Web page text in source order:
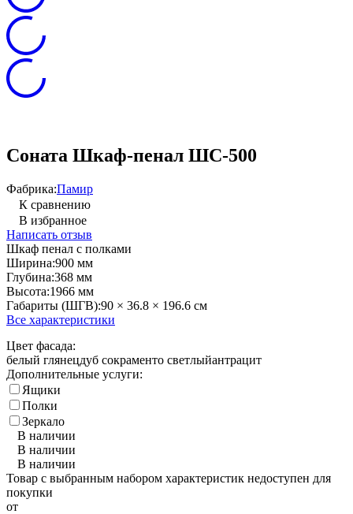
Соната Шкаф-пенал ШС-500
Фабрика:Памир
К сравнению
В избранное
Написать отзыв
Шкаф пенал с полками
Ширина:900 мм
Глубина:368 мм
Высота:1966 мм
Габариты (ШГВ):90 × 36.8 × 196.6 см
Все характеристики
Цвет фасада:
белый глянецдуб сокраменто светлыйантрацит
Дополнительные услуги:
Ящики
Полки
Зеркало
В наличии
В наличии
В наличии
Товар с выбранным набором характеристик недоступен для
покупки
от